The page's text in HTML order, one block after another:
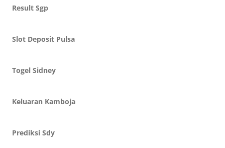
Result Sgp
Slot Deposit Pulsa
Togel Sidney
Keluaran Kamboja
Prediksi Sdy